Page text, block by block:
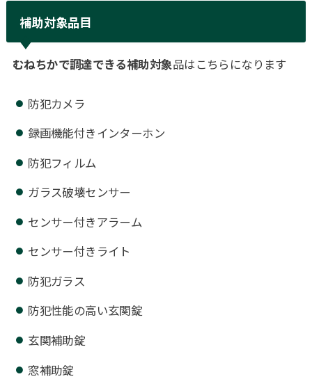
補助対象品目
むねちかで調達できる補助対象品はこちらになります
防犯カメラ
録画機能付きインターホン
防犯フィルム
ガラス破壊センサー
センサー付きアラーム
センサー付きライト
防犯ガラス
防犯性能の高い玄関錠
玄関補助錠
窓補助錠